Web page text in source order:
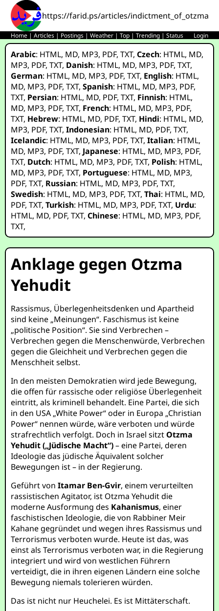
https://farid.ps/articles/
Home |Articles | Postings |Weather |Top |Trending |Status Login
Arabic: HTML, MD, MP3, PDF,TXT,Czech: HTML, MD,
MP3, PDF,TXT, Danish: HTML, MD, MP3, PDF,TXT,
German: HTML, MD, MP3, PDF,TXT, English: HTML,
MD, MP3, PDF,TXT,Spanish: HTML, MD, MP3, PDF,
TXT, Persian: HTML, MD, PDF,TXT, Finnish: HTML,
MD, MP3, PDF,TXT, French: HTML, MD, MP3, PDF,
TXT, Hebrew: HTML, MD, PDF,TXT, Hindi: HTML, MD,
MP3, PDF,TXT,Indonesian: HTML, MD, PDF,TXT,
Icelandic: HTML, MD, MP3, PDF,TXT,Italian: HTML,
MD, MP3, PDF,TXT, Japanese: HTML, MD, MP3, PDF,
TXT, Dutch: HTML, MD, MP3, PDF,TXT, Polish: HTML,
MD, MP3, PDF,TXT, Portuguese: HTML, MD, MP3,
PDF,TXT, Russian: HTML, MD, MP3, PDF,TXT,
Swedish: HTML, MD, MP3, PDF,TXT,Thai: HTML, MD,
PDF,TXT,Turkish: HTML, MD, MP3, PDF,TXT, Urdu:
HTML, MD, PDF,TXT,Chinese: HTML, MD, MP3, PDF,
TXT,
Anklage gegen Otzma
Yehudit
Rassismus, Überlegenheitsdenken und Apartheid
sind keine „Meinungen“. Faschismus ist keine
„politische Position“. Sie sind Verbrechen –
Verbrechen gegen die Menschenwürde, Verbrechen
gegen die Gleichheit und Verbrechen gegen die
Menschheit selbst.
In den meisten Demokratien wird jede Bewegung,
die offen für rassische oder religiöse Überlegenheit
eintritt, als kriminell behandelt. Eine Partei, die sich
in den USA „White Power“ oder in Europa „Christian
Power“ nennen würde, wäre verboten und würde
strafrechtlich verfolgt. Doch in Israel sitztOtzma
Yehudit („Jüdische Macht“)– eine Partei, deren
Ideologie das jüdische Äquivalent solcher
Bewegungen ist – in der Regierung.
Geführt vonItamar Ben-Gvir, einem verurteilten
rassistischen Agitator, ist Otzma Yehudit die
moderne Ausformung des Kahanismus, einer
faschistischen Ideologie, die von Rabbiner Meir
Kahane gegründet und wegen ihres Rassismus und
Terrorismus verboten wurde. Heute ist das, was
einst als Terrorismus verboten war, in die Regierung
integriert und wird von westlichen Führern
verteidigt, die in ihren eigenen Ländern eine solche
Bewegung niemals tolerieren würden.
Das ist nicht nur Heuchelei. Es ist Mittäterschaft.